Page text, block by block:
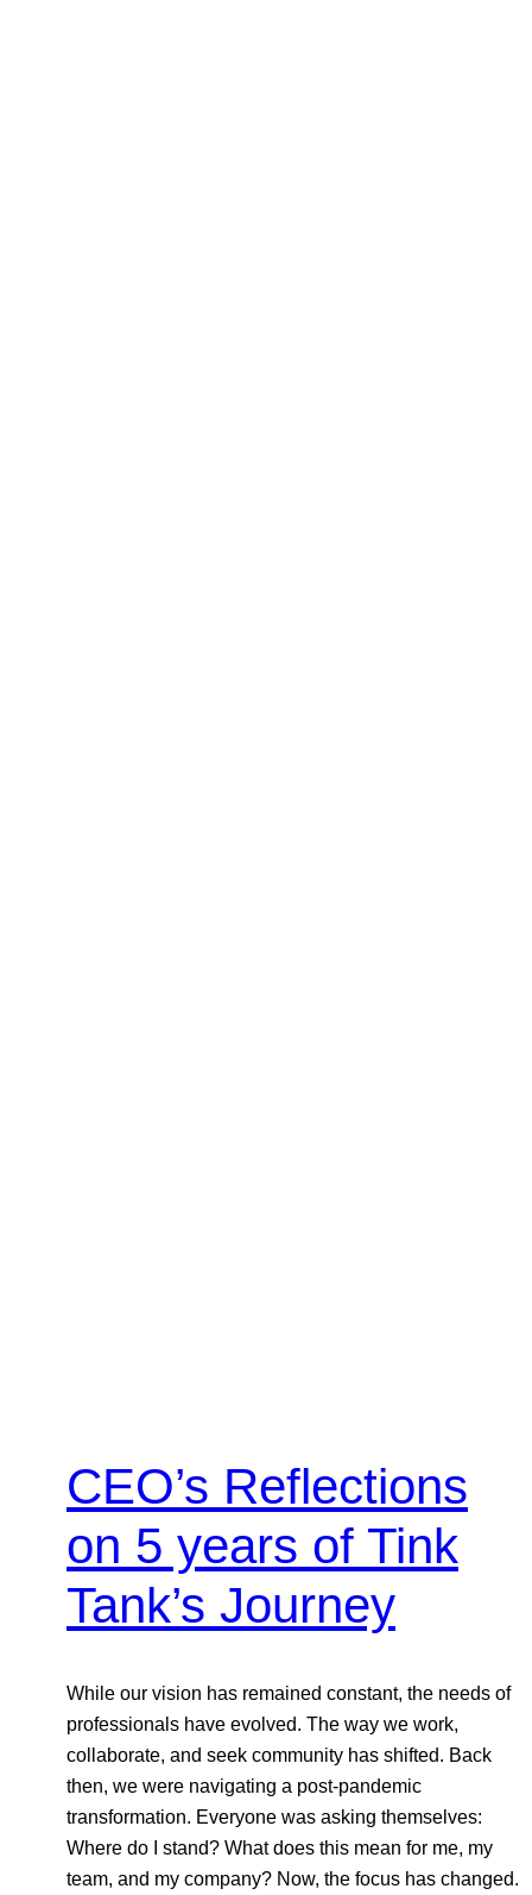
CEO’s Reflections
on 5 years of Tink
Tank’s Journey
While our vision has remained constant, the needs of
professionals have evolved. The way we work,
collaborate, and seek community has shifted. Back
then, we were navigating a post-pandemic
transformation. Everyone was asking themselves:
Where do I stand? What does this mean for me, my
team, and my company? Now, the focus has changed.